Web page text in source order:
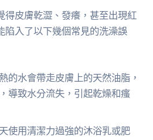
得皮膚乾澀、發癢，甚至出現紅
陷入了以下幾個常見的洗澡誤
的水會帶走皮膚上的天然油脂，
導致水分流失，引起乾燥和瘙
使用清潔力過強的沐浴乳或肥